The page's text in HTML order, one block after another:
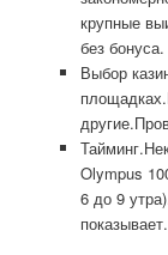
крупные
без бонуса.
Выбор
Olympus
6 до 9
показывает.